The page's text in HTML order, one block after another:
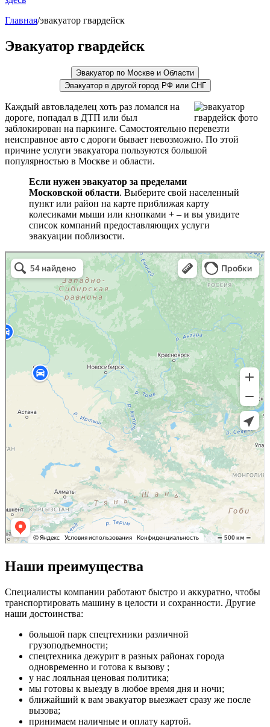
Главная/эвакуатор гвардейск
Эвакуатор гвардейск
Эвакуатор по Москве и Области
Эвакуатор в другой город РФ или СНГ
Каждый автовладелец хоть раз ломался на
дороге, попадал в ДТП или был
заблокирован на паркинге. Самостоятельно перевезти
неисправное авто с дороги бывает невозможно. По этой
причине услуги эвакуатора пользуются большой
популярностью в Москве и области.
Если нужен эвакуатор за пределами
Московской области. Выберите свой населенный
пункт или район на карте приближая карту
колесиками мыши или кнопками + – и вы увидите
список компаний предоставляющих услуги
эвакуации поблизости.
эвакуаторы на карте
Волоколамск
Наши преимущества
Специалисты компании работают быстро и аккуратно, чтобы
транспортировать машину в целости и сохранности. Другие
наши достоинства:
большой парк спецтехники различной
грузоподъемности;
спецтехника дежурит в разных районах города
одновременно и готова к вызову ;
у нас лояльная ценовая политика;
мы готовы к выезду в любое время дня и ночи;
ближайший к вам эвакуатор выезжает сразу же после
вызова;
принимаем наличные и оплату картой.